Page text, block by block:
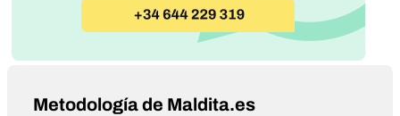
Metodología de Maldita.es